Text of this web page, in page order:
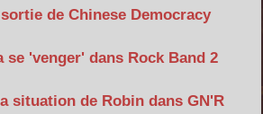
de Chinese Democracy
se 'venger' dans Rock Band 2
situation de Robin dans GN'R